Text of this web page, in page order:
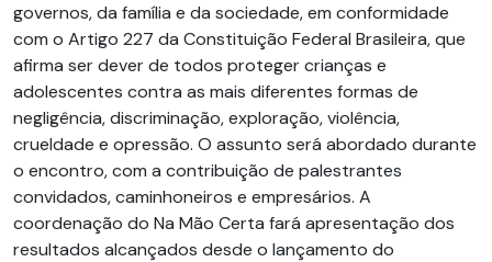
governos, da família e da sociedade, em conformidade
com o Artigo 227 da Constituição Federal Brasileira, que
afirma ser dever de todos proteger crianças e
adolescentes contra as mais diferentes formas de
negligência, discriminação, exploração, violência,
crueldade e opressão. O assunto será abordado durante
o encontro, com a contribuição de palestrantes
convidados, caminhoneiros e empresários. A
coordenação do Na Mão Certa fará apresentação dos
resultados alcançados desde o lançamento do